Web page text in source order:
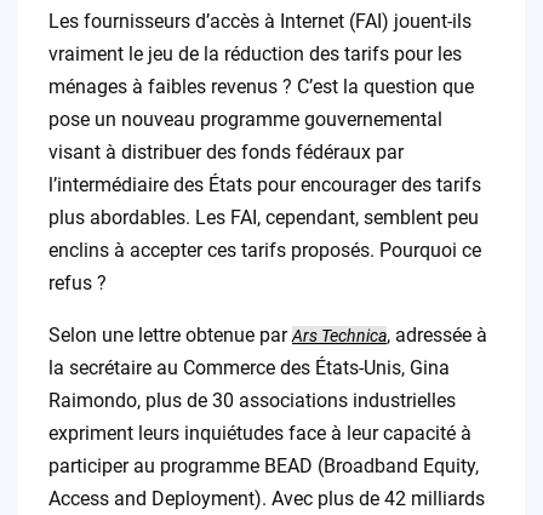
Les fournisseurs d’accès à Internet (FAI) jouent-ils
vraiment le jeu de la réduction des tarifs pour les
ménages à faibles revenus ? C’est la question que
pose un nouveau programme gouvernemental
visant à distribuer des fonds fédéraux par
l’intermédiaire des États pour encourager des tarifs
plus abordables. Les FAI, cependant, semblent peu
enclins à accepter ces tarifs proposés. Pourquoi ce
refus ?
Selon une lettre obtenue parArs Technica, adressée à
la secrétaire au Commerce des États-Unis, Gina
Raimondo, plus de 30 associations industrielles
expriment leurs inquiétudes face à leur capacité à
participer au programme BEAD (Broadband Equity,
Access and Deployment). Avec plus de 42 milliards